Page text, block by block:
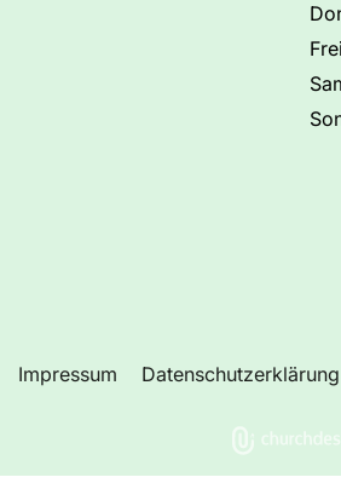
Impressum Datenschutzerklärung